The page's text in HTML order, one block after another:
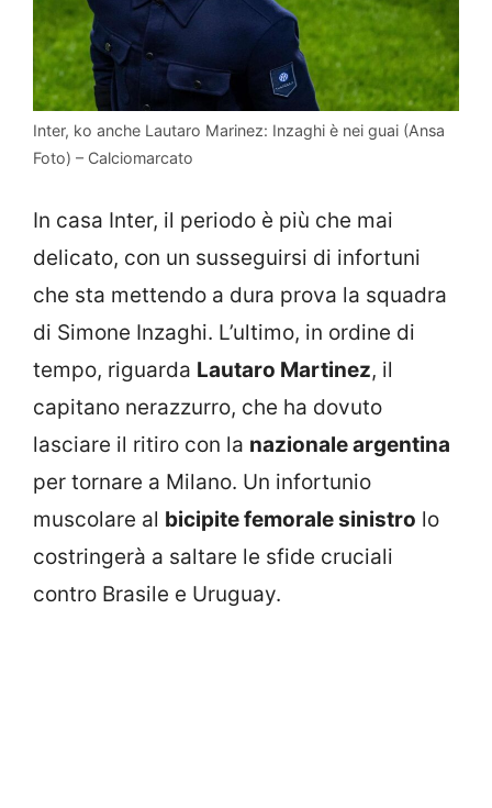
Inter, ko anche Lautaro Marinez: Inzaghi è nei guai (Ansa
Foto) – Calciomarcato
In casa Inter, il periodo è più che mai
delicato, con un susseguirsi di infortuni
che sta mettendo a dura prova la squadra
di Simone Inzaghi. L’ultimo, in ordine di
tempo, riguarda Lautaro Martinez, il
capitano nerazzurro, che ha dovuto
lasciare il ritiro con la nazionale argentina
per tornare a Milano. Un infortunio
muscolare al bicipite femorale sinistro lo
costringerà a saltare le sfide cruciali
contro Brasile e Uruguay.